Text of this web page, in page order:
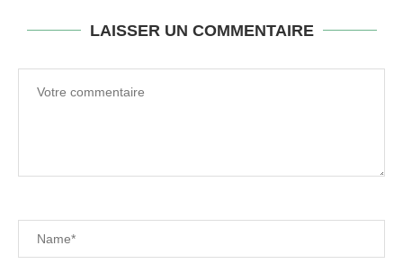
LAISSER UN COMMENTAIRE